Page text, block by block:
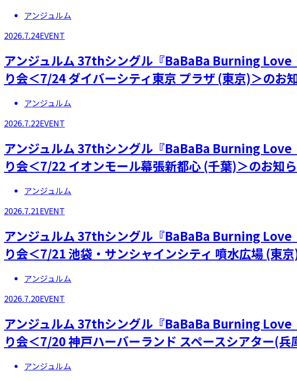
アンジュルム
2026.7.24EVENT
アンジュルム 37thシングル『BaBaBa Burning
り会＜7/24 ダイバーシティ東京 プラザ (東京)＞のお
アンジュルム
2026.7.22EVENT
アンジュルム 37thシングル『BaBaBa Burning
り会＜7/22 イオンモール幕張新都心 (千葉)＞のお知
アンジュルム
2026.7.21EVENT
アンジュルム 37thシングル『BaBaBa Burning
り会＜7/21 池袋・サンシャインシティ 噴水広場 (東
アンジュルム
2026.7.20EVENT
アンジュルム 37thシングル『BaBaBa Burning
り会＜7/20 神戸ハーバーランド スペースシアター(兵
アンジュルム